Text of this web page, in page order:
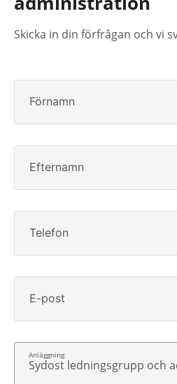
Skicka in din förfrågan och vi
Förnamn
Efternamn
Telefon
E-post
Sydost ledningsgrupp och